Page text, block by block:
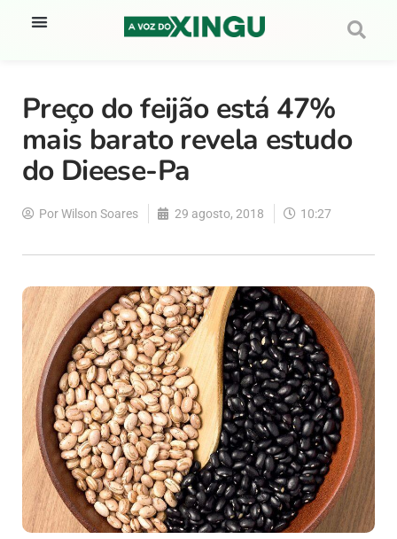
Preço do feijão está 47%
mais barato revela estudo
do Dieese-Pa
PorWilson Soares 29 agosto, 2018 10:27